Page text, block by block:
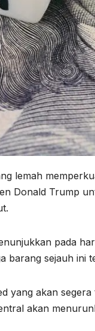
lemah
Donald Trump
pada
barang sejauh ini
yang akan
akan